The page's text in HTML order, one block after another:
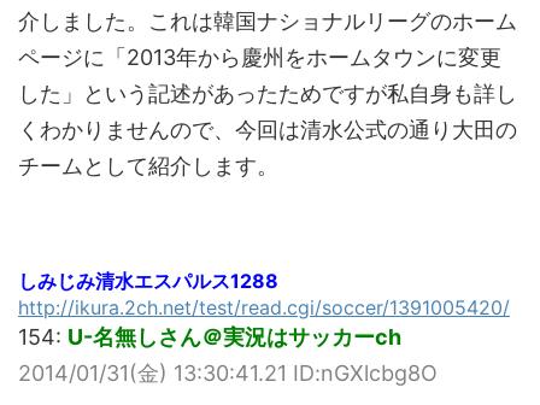
介しました。これは韓国ナショナルリーグのホーム
ページに「2013年から慶州をホームタウンに変更
した」という記述があったためですが私自身も詳し
くわかりませんので、今回は清水公式の通り大田の
チームとして紹介します。
しみじみ清水エスパルス1288
http://ikura.2ch.net/test/read.cgi/soccer/1391005420/
154: U-名無しさん＠実況はサッカーch
2014/01/31(金) 13:30:41.21 ID:nGXlcbg8O